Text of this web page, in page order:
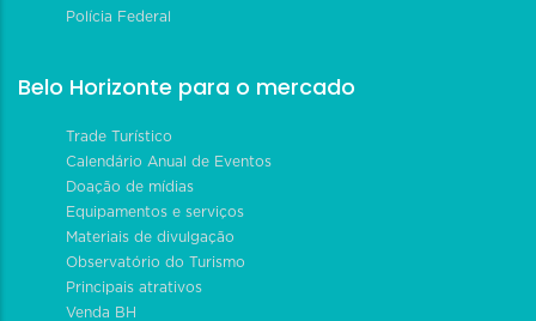
Polícia Federal
Belo Horizonte para o mercado
Trade Turístico
Calendário Anual de Eventos
Doação de mídias
Equipamentos e serviços
Materiais de divulgação
Observatório do Turismo
Principais atrativos
Venda BH